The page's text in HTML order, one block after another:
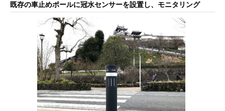
既存の車止めポールに冠水センサーを設置し、モニタリング